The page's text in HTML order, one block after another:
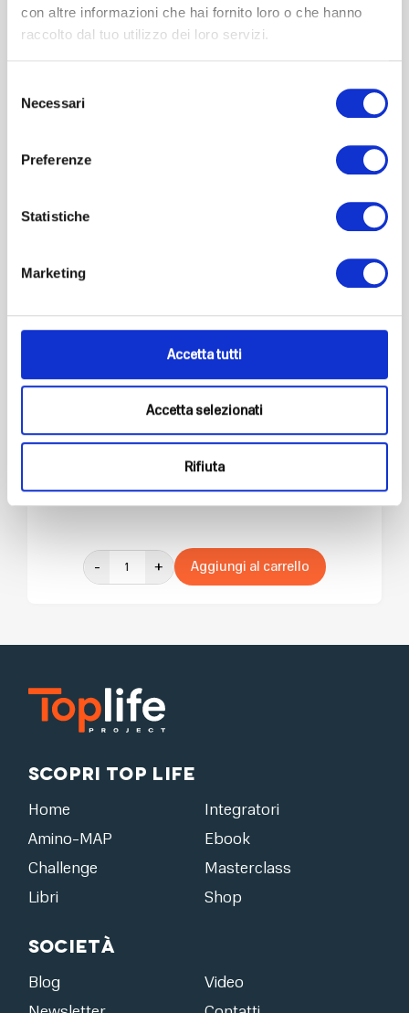
con altre informazioni che hai fornito loro o che hanno
raccolto dal tuo utilizzo dei loro servizi.
delNecessari
Preferenze
Statistiche
Marketing
Accetta tutti
Accetta selezionati
Rifiuta
Gua Sha con calore, vibrazione e LED a 3 colori Un
€69,00 €55,20
- + Aggiungi al carrello
Scopri Top Life
Home
Integratori
Amino-MAP
Ebook
Challenge
Masterclass
Libri
Shop
Società
Blog
Video